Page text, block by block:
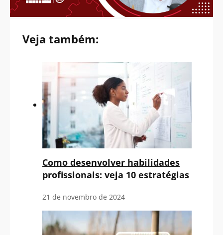
Veja também:
Como desenvolver habilidades
profissionais: veja 10 estratégias
21 de novembro de 2024